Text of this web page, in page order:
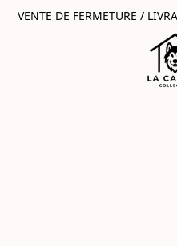
VENTE DE FERMETURE /